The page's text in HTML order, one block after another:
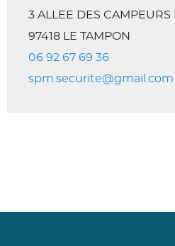
3 ALLEE DES CAMPEURS
97418 LE TAMPON
06 92 67 69 36
spm.securite@gmail.com